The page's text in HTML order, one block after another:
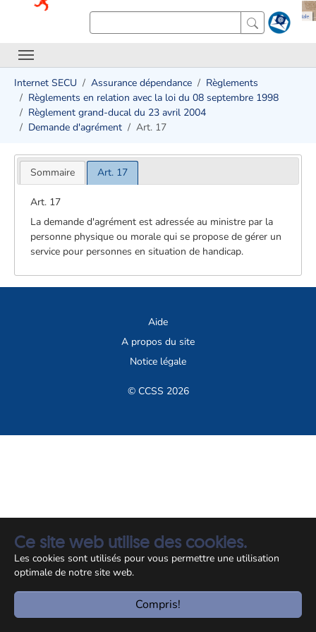
Ce site web utilise des cookies.
Les cookies sont utilisés pour vous permettre une utilisation
optimale de notre site web.
Compris!
Internet SECU Assurance dépendance
Règlements
Règlements en relation avec la loi du 08 septembre 1998
Règlement grand-ducal du 23 avril 2004
Demande d'agrément
Art. 17
Sommaire Art. 17
Art. 17
La demande d'agrément est adressée au ministre par la
personne physique ou morale qui se propose de gérer un
service pour personnes en situation de handicap.
Aide
A propos du site
Notice légale
© CCSS 2026